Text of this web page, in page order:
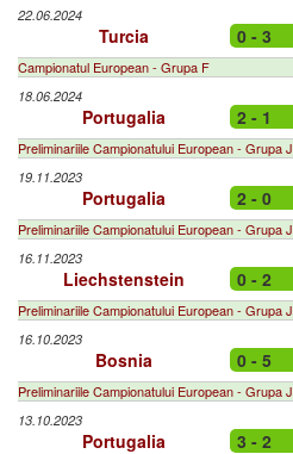
22.06.2024
Turcia 0 - 3
Campionatul European - Grupa F
18.06.2024
Portugalia 2 - 1
Preliminariile Campionatului European - Grupa J
19.11.2023
Portugalia 2 - 0
Preliminariile Campionatului European - Grupa J
16.11.2023
Liechstenstein 0 - 2
Preliminariile Campionatului European - Grupa J
16.10.2023
Bosnia 0 - 5
Preliminariile Campionatului European - Grupa J
13.10.2023
Portugalia 3 - 2